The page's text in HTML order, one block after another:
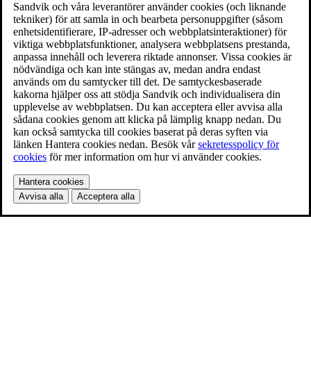
Sandvik och våra leverantörer använder cookies (och liknande
tekniker) för att samla in och bearbeta personuppgifter (såsom
enhetsidentifierare, IP-adresser och webbplatsinteraktioner) för
viktiga webbplatsfunktioner, analysera webbplatsens prestanda,
anpassa innehåll och leverera riktade annonser. Vissa cookies är
nödvändiga och kan inte stängas av, medan andra endast
används om du samtycker till det. De samtyckesbaserade
kakorna hjälper oss att stödja Sandvik och individualisera din
upplevelse av webbplatsen. Du kan acceptera eller avvisa alla
sådana cookies genom att klicka på lämplig knapp nedan. Du
kan också samtycka till cookies baserat på deras syften via
länken Hantera cookies nedan. Besök vårsekretesspolicy för
cookies för mer information om hur vi använder cookies.
Hantera cookies
Avvisa alla
Acceptera alla